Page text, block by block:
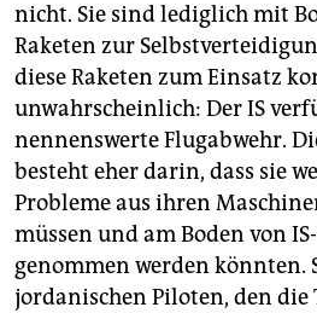
nicht. Sie sind lediglich mit
Raketen zur
diese Raketen zum Einsatz
unwahrscheinlich: Der IS
nennenswerte Flugabwehr.
besteht eher darin, dass sie
Probleme aus ihren
müssen und am Boden von
genommen werden könnten.
jordanischen Piloten, den